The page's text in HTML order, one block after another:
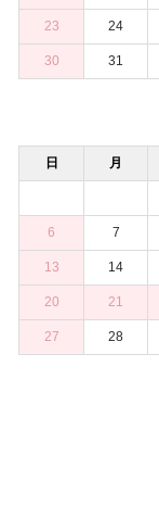
23 24
30 31
日 月
6 7
13 14
20 21
27 28